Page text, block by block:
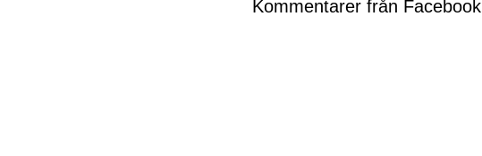
Kommentarer från Facebook